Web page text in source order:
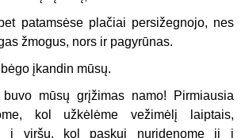
patamsėse plačiai persižegnojo, nes
žmogus, nors ir pagyrūnas.
įkandin mūsų.
mūsų grįžimas namo! Pirmiausia
kol užkėlėme vežimėlį laiptais,
į viršų, kol paskui nuridenome jį į